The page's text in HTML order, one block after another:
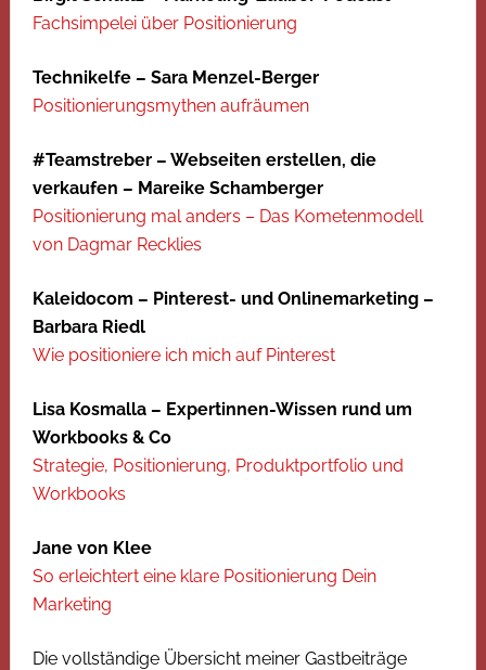
Fachsimpelei über Positionierung
Technikelfe – Sara Menzel-Berger
Positionierungsmythen aufräumen
#Teamstreber – Webseiten erstellen, die
verkaufen – Mareike Schamberger
Positionierung mal anders – Das Kometenmodell
von Dagmar Recklies
Kaleidocom – Pinterest- und Onlinemarketing –
Barbara Riedl
Wie positioniere ich mich auf Pinterest
Lisa Kosmalla – Expertinnen-Wissen rund um
Workbooks & Co
Strategie, Positionierung, Produktportfolio und
Workbooks
Jane von Klee
So erleichtert eine klare Positionierung Dein
Marketing
Die vollständige Übersicht meiner Gastbeiträge